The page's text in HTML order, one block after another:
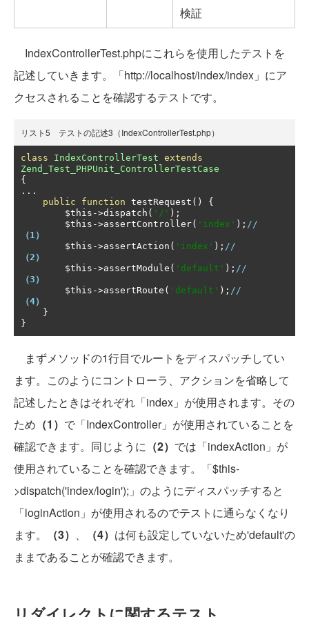
検証
IndexControllerTest.phpにこれらを使用したテストを
記述していきます。「http://localhost/index/index」にア
クセスされることを確認するテストです。
リスト5 テストの記述3（IndexControllerTest.php）
class IndexControllerTest extends
Zend_Test_PHPUnit_ControllerTestCase
{
...
public
function testRequest ()
{
        $this
->dispatch ( '/' );
        $this
->assertController( 'index' );
（1）
        $this
->assertAction ( 'index' );
（2）
        $this
->assertModule ( 'default' );
（3）
        $this
->assertRoute ( 'default' );
（4）
}
}
まずメソッドの1行目でルートをディスパッチしてい
ます。このようにコントローラ、アクションを省略して
記述したときはそれぞれ「index」が使用されます。その
ため （1） で「IndexController」が使用されていることを
確認できます。同じように （2） では「indexAction」が
使用されていることを確認できます。「$this-
>dispatch('index/login');」のようにディスパッチすると
「loginAction」が使用されるのでテストに通らなくなり
ます。
（3） 、 （4） は何も設定していないため'default'の
ままであることが確認できます。